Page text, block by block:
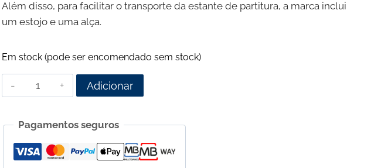
Além disso, para facilitar o transporte da estante de partitura, a marca inclui
um estojo e uma alça.
Em stock (pode ser encomendado sem stock)
Quantidade
de
Protege
2.0
Estante
Adicionar
Pagamentos seguros